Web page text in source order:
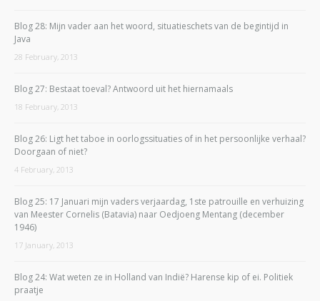
Blog 28: Mijn vader aan het woord, situatieschets van de begintijd in
Java
28 February, 2013
Blog 27: Bestaat toeval? Antwoord uit het hiernamaals
18 February, 2013
Blog 26: Ligt het taboe in oorlogssituaties of in het persoonlijke verhaal?
Doorgaan of niet?
4 February, 2013
Blog 25: 17 Januari mijn vaders verjaardag, 1ste patrouille en verhuizing
van Meester Cornelis (Batavia) naar Oedjoeng Mentang (december
1946)
17 January, 2013
Blog 24: Wat weten ze in Holland van Indië? Harense kip of ei. Politiek
praatje